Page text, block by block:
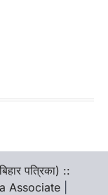
पत्रिका) ::
Associate